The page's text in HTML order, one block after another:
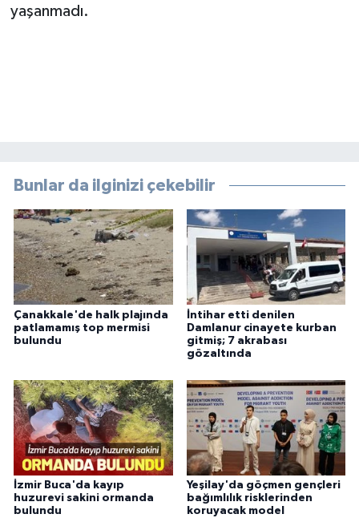
yaşanmadı.
Bunlar da ilginizi çekebilir
Çanakkale'de halk plajında
patlamamış top mermisi
bulundu
İntihar etti denilen
Damlanur cinayete kurban
gitmiş; 7 akrabası
gözaltında
İzmir Buca'da kayıp
huzurevi sakini ormanda
bulundu
Yeşilay'da göçmen gençleri
bağımlılık risklerinden
koruyacak model